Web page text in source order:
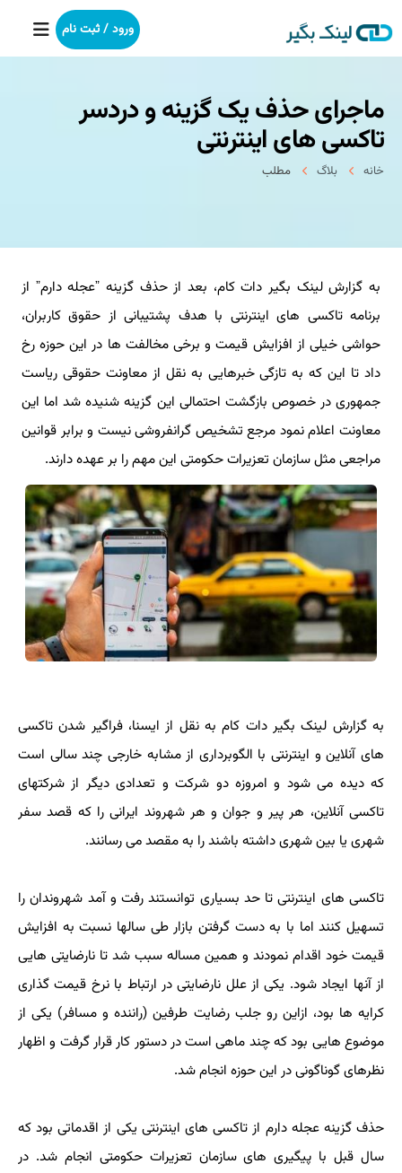
خانه
بکلینک
خدمات ما
درباره ما
آموزش
ورود / ثبت نام
ماجرای حذف یک گزینه و دردسر
تاکسی های اینترنتی
خانه بلاگ مطلب
به گزارش لینک بگیر دات کام، بعد از حذف گزینه ˮعجله دارمˮ از
برنامه تاکسی های اینترنتی با هدف پشتیبانی از حقوق کاربران،
حواشی خیلی از افزایش قیمت و برخی مخالفت ها در این حوزه رخ
داد تا این که به تازگی خبرهایی به نقل از معاونت حقوقی ریاست
جمهوری در خصوص بازگشت احتمالی این گزینه شنیده شد اما این
معاونت اعلام نمود مرجع تشخیص گرانفروشی نیست و برابر قوانین
مراجعی مثل سازمان تعزیرات حکومتی این مهم را بر عهده دارند.
به گزارش لینک بگیر دات کام به نقل از ایسنا، فراگیر شدن تاکسی
های آنلاین و اینترنتی با الگوبرداری از مشابه خارجی چند سالی است
که دیده می شود و امروزه دو شرکت و تعدادی دیگر از شرکتهای
تاکسی آنلاین، هر پیر و جوان و هر شهروند ایرانی را که قصد سفر
شهری یا بین شهری داشته باشند را به مقصد می رسانند.
تاکسی های اینترنتی تا حد بسیاری توانستند رفت و آمد شهروندان را
تسهیل کنند اما با به دست گرفتن بازار طی سالها نسبت به افزایش
قیمت خود اقدام نمودند و همین مساله سبب شد تا نارضایتی هایی
از آنها ایجاد شود. یکی از علل نارضایتی در ارتباط با نرخ قیمت گذاری
کرایه ها بود، ازاین رو جلب رضایت طرفین (راننده و مسافر) یکی از
موضوع هایی بود که چند ماهی است در دستور کار قرار گرفت و اظهار
نظرهای گوناگونی در این حوزه انجام شد.
حذف گزینه عجله دارم از تاکسی های اینترنتی یکی از اقدماتی بود که
سال قبل با پیگیری های سازمان تعزیرات حکومتی انجام شد. در